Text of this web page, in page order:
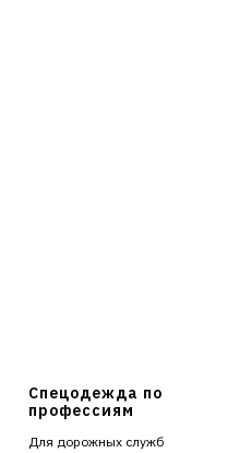
Спецодежда по
профессиям
Для дорожных служб